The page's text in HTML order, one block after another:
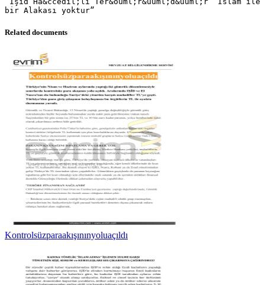
Related documents
Kontrolsüzparaakışınınyoluaçıldı